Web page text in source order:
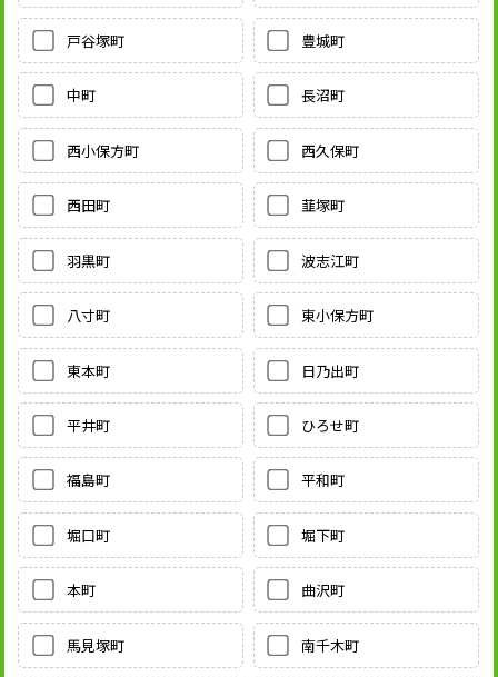
戸谷塚町 豊城町
中町 長沼町
西小保方町 西久保町
西田町 韮塚町
羽黒町 波志江町
八寸町 東小保方町
東本町 日乃出町
平井町 ひろせ町
福島町 平和町
堀口町 堀下町
本町 曲沢町
馬見塚町 南千木町